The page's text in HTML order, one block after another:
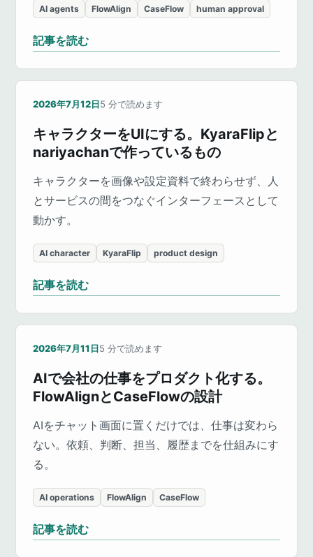
AI agents FlowAlign CaseFlow human approval
記事を読む
2026年7月12日5 分で読めます
キャラクターをUIにする。KyaraFlipと
nariyachanで作っているもの
キャラクターを画像や設定資料で終わらせず、人
とサービスの間をつなぐインターフェースとして
動かす。
AI character KyaraFlip product design
記事を読む
2026年7月11日5 分で読めます
AIで会社の仕事をプロダクト化する。
FlowAlignとCaseFlowの設計
AIをチャット画面に置くだけでは、仕事は変わら
ない。依頼、判断、担当、履歴までを仕組みにす
る。
AI operations FlowAlign CaseFlow
記事を読む